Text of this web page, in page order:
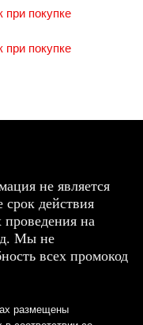
покупке
покупке
не является
действия
на
Мы не
всех промокод
размещены